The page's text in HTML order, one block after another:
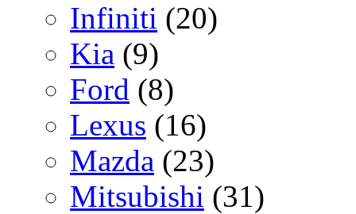
Infiniti (20)
Kia (9)
Ford (8)
Lexus (16)
Mazda (23)
Mitsubishi (31)